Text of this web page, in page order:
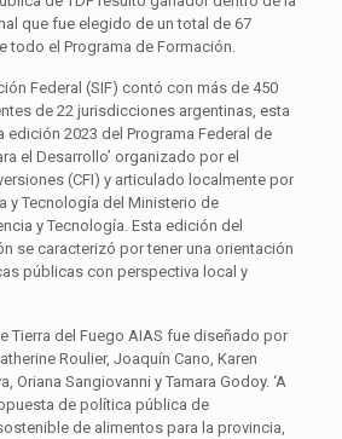
que fue elegido de un total de 67
todo el Programa de Formación.
Federal (SIF) contó con más de 450
de 22 jurisdicciones argentinas, esta
edición 2023 del Programa Federal de
el Desarrollo’ organizado por el
(CFI) y articulado localmente por
y Tecnología del Ministerio de
y Tecnología. Esta edición del
se caracterizó por tener una orientación
públicas con perspectiva local y
Tierra del Fuego AIAS fue diseñado por
Roulier, Joaquín Cano, Karen
Oriana Sangiovanni y Tamara Godoy. ‘A
de política pública de
de alimentos para la provincia,